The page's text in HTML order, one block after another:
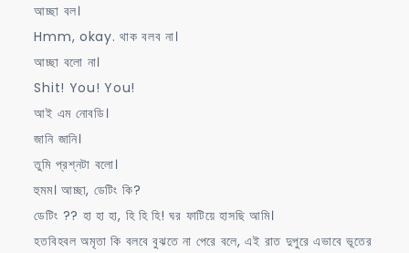
আচ্ছা বল।
Hmm, okay. থাক বলব না।
আচ্ছা বলো না।
Shit! You! You!
আই এম নোবডি।
জানি জানি।
তুমি প্রশ্নটা বলো।
হুমম। আচ্ছা, ডেটিং কি?
ডেটিং ?? হা হা হা, হি হি হি! ঘর ফাটিয়ে হাসছি আমি।
হতবিহবল অমৃতা কি বলবে বুঝতে না পেরে বলে, এই রাত দুপুরে এভাবে ভূতের